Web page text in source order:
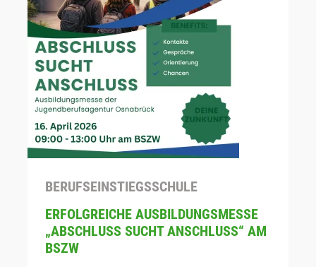
BERUFSEINSTIEGSSCHULE
ERFOLGREICHE AUSBILDUNGSMESSE
„ABSCHLUSS SUCHT ANSCHLUSS“ AM
BSZW